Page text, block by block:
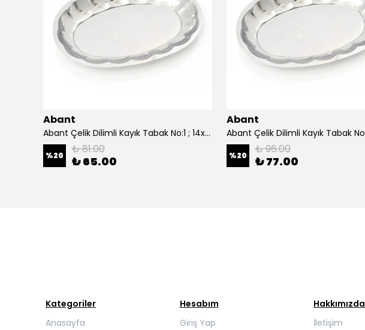
Abant
Abant Çelik Dilimli Kayık Tabak No:1 ; 14x21 cm.
%20 ₺ 81.00
₺ 65.00
Abant
%20 ₺ 96.00
₺ 77.00
Kategoriler
Anasayfa
Hesabım
Giriş Yap
Hakkımızda
İletişim